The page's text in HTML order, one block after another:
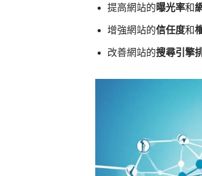
提高網站的曝光率和
增強網站的信任度和
改善網站的搜尋引擎